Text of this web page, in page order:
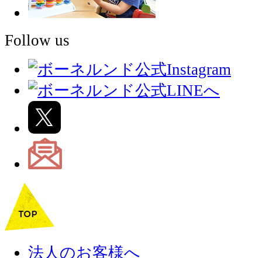
Follow us
法人のお客様へ